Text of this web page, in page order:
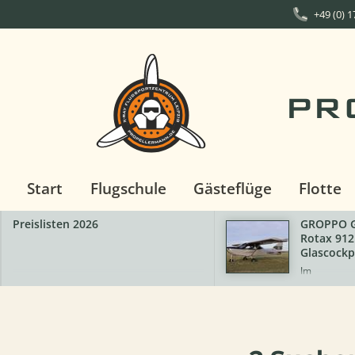
+49 (0)
Start Flugschule Gästeflüge Flotte
GROPPO G70-600
Rotax 912 ULS
Kundenauftrag:GROPPO